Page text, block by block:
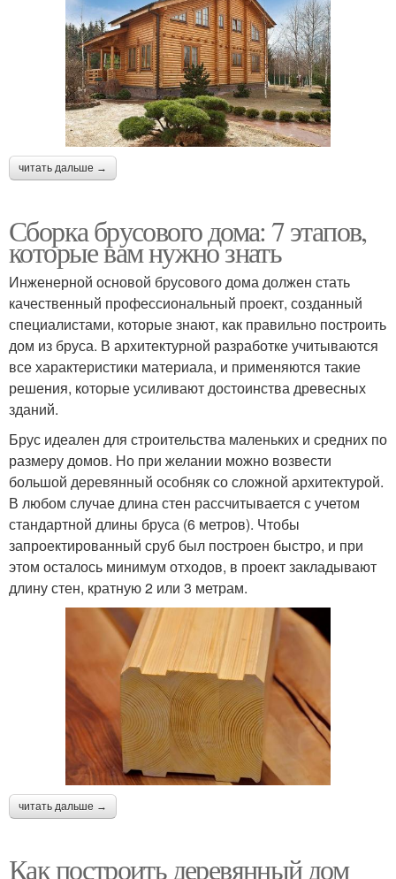
читать дальше →
Сборка брусового дома: 7 этапов,
которые вам нужно знать
Инженерной основой брусового дома должен стать
качественный профессиональный проект, созданный
специалистами, которые знают, как правильно построить
дом из бруса. В архитектурной разработке учитываются
все характеристики материала, и применяются такие
решения, которые усиливают достоинства древесных
зданий.
Брус идеален для строительства маленьких и средних по
размеру домов. Но при желании можно возвести
большой деревянный особняк со сложной архитектурой.
В любом случае длина стен рассчитывается с учетом
стандартной длины бруса (6 метров). Чтобы
запроектированный сруб был построен быстро, и при
этом осталось минимум отходов, в проект закладывают
длину стен, кратную 2 или 3 метрам.
читать дальше →
Как построить деревянный дом